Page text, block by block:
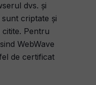
dvs. și
criptate și
Pentru
WebWave
de certificat